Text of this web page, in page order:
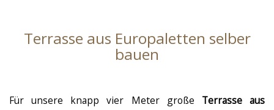
Terrasse aus Europaletten selber
bauen
Für unsere knapp vier Meter große Terrasse aus